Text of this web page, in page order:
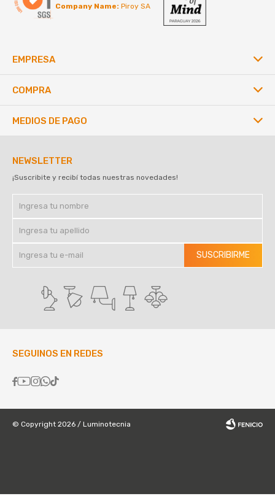
Company Name: Piroy SA
EMPRESA
COMPRA
NEWSLETTER
¡Suscribite y recibí todas nuestras novedades!
SUSCRIBIRME
SEGUINOS EN REDES

MEDIOS DE PAGO
© Copyright 2026 / Luminotecnia